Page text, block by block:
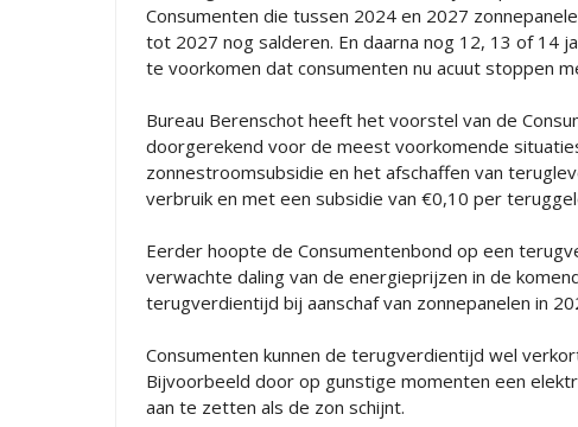
Consumenten die tussen 2024 en 2027
tot 2027 nog salderen. En daarna nog 12, 13 of 14
te voorkomen dat consumenten nu acuut stoppen
Bureau Berenschot heeft het voorstel van de
doorgerekend voor de meest voorkomende
zonnestroomsubsidie en het afschaffen van
verbruik en met een subsidie van €0,10 per
Eerder hoopte de Consumentenbond op een
verwachte daling van de energieprijzen in de
terugverdientijd bij aanschaf van zonnepanelen in
Consumenten kunnen de terugverdientijd wel
Bijvoorbeeld door op gunstige momenten een
aan te zetten als de zon schijnt.